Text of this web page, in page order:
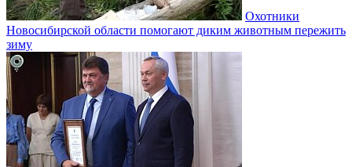
Охотники
Новосибирской области помогают диким животным пережить
зиму